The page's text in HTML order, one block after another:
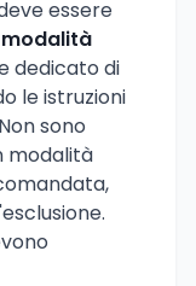
essere
dedicato di
le istruzioni
sono
modalità